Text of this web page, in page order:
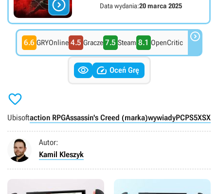
 Data wydania:20 marca 2025
6.6 GRYOnline 4.5 Gracze 7.5 Steam 8.1 OpenCritic 
  Oceń Grę

Ubisoftaction RPGAssassin's Creed (marka)wywiadyPCPS5XSX
Autor:
Kamil Kleszyk